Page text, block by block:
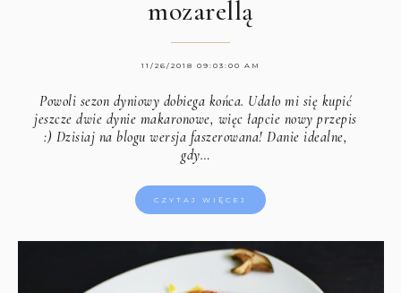
mozarellą
11/26/2018 09:03:00 AM
Powoli sezon dyniowy dobiega końca. Udało mi się kupić
jeszcze dwie dynie makaronowe, więc łapcie nowy przepis
:) Dzisiaj na blogu wersja faszerowana! Danie idealne,
gdy…
CZYTAJ WIĘCEJ